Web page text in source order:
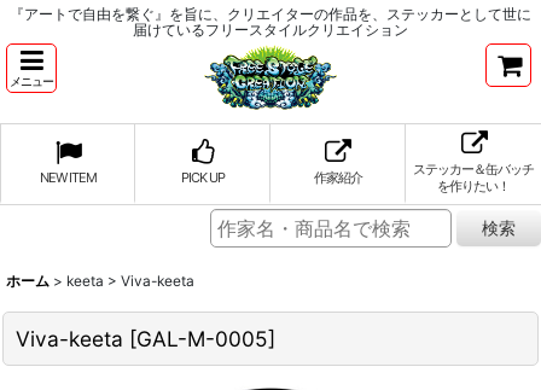
『アートで自由を繋ぐ』を旨に、クリエイターの作品を、ステッカーとして世に
届けているフリースタイルクリエイション
メニュー
NEW ITEM PICK UP 作家紹介
ステッカー＆缶バッチ
を作りたい！
ホーム > keeta > Viva-keeta
Viva-keeta [GAL-M-0005]